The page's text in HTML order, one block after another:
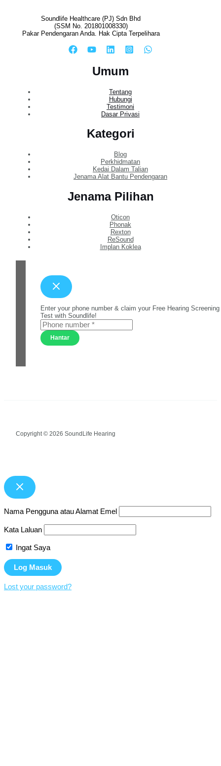
Soundlife Healthcare (PJ) Sdn Bhd
(SSM No. 201801008330)
Pakar Pendengaran Anda. Hak Cipta Terpelihara
Umum
Tentang
Hubungi
Testimoni
Dasar Privasi
Kategori
Blog
Perkhidmatan
Kedai Dalam Talian
Jenama Alat Bantu Pendengaran
Jenama Pilihan
Oticon
Phonak
Rexton
ReSound
Implan Koklea
Enter your phone number & claim your Free Hearing Screening
Test with Soundlife!
Hantar
Copyright © 2026 SoundLife Hearing
Nama Pengguna atau Alamat Emel
Kata Laluan
Ingat Saya
Lost your password?